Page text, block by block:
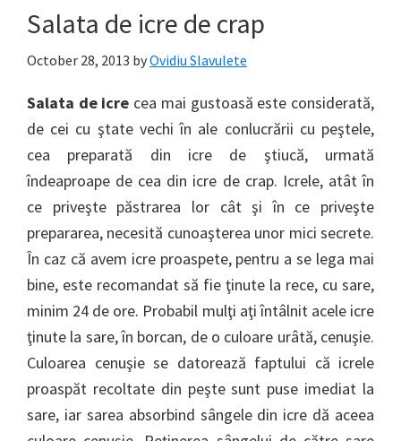
Salata de icre de crap
October 28, 2013 byOvidiu Slavulete
Salata de icre cea mai gustoasă este considerată,
de cei cu ştate vechi în ale conlucrării cu peştele,
cea preparată din icre de ştiucă, urmată
îndeaproape de cea din icre de crap. Icrele, atât în
ce priveşte păstrarea lor cât şi în ce priveşte
prepararea, necesită cunoaşterea unor mici secrete.
În caz că avem icre proaspete, pentru a se lega mai
bine, este recomandat să fie ţinute la rece, cu sare,
minim 24 de ore. Probabil mulţi aţi întâlnit acele icre
ţinute la sare, în borcan, de o culoare urâtă, cenuşie.
Culoarea cenuşie se datorează faptului că icrele
proaspăt recoltate din peşte sunt puse imediat la
sare, iar sarea absorbind sângele din icre dă aceea